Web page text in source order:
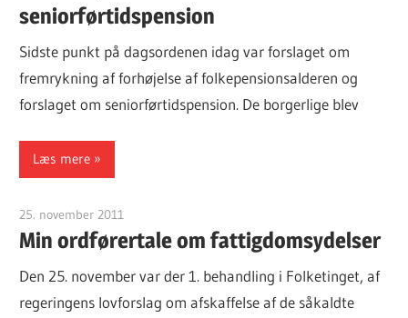
seniorførtidspension
Sidste punkt på dagsordenen idag var forslaget om
fremrykning af forhøjelse af folkepensionsalderen og
forslaget om seniorførtidspension. De borgerlige blev
Læs mere
25. november 2011
Min ordførertale om fattigdomsydelser
Den 25. november var der 1. behandling i Folketinget, af
regeringens lovforslag om afskaffelse af de såkaldte